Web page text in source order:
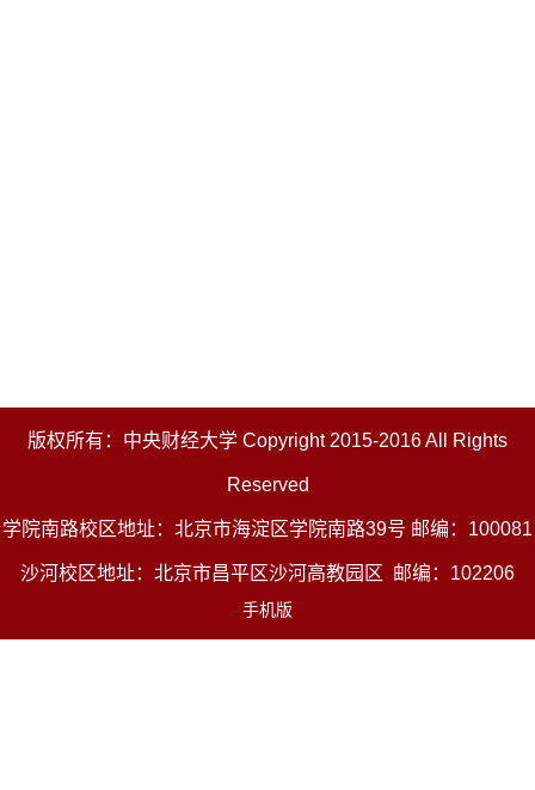
版权所有：中央财经大学 Copyright 2015-2016 All Rights
Reserved
学院南路校区地址：北京市海淀区学院南路39号 邮编：100081
沙河校区地址：北京市昌平区沙河高教园区 邮编：102206
手机版